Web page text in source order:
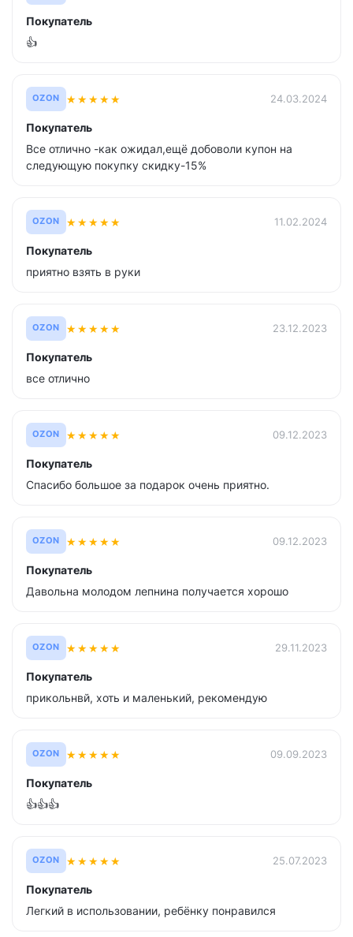
Покупатель
👍
OZON ★★★★★ 24.03.2024
Покупатель
Все отлично -как ожидал,ещё добоволи купон на
следующую покупку скидку-15%
OZON ★★★★★ 11.02.2024
Покупатель
приятно взять в руки
OZON ★★★★★ 23.12.2023
Покупатель
все отлично
OZON ★★★★★ 09.12.2023
Покупатель
Спасибо большое за подарок очень приятно.
OZON ★★★★★ 09.12.2023
Покупатель
Давольна молодом лепнина получается хорошо
OZON ★★★★★ 29.11.2023
Покупатель
прикольнвй, хоть и маленький, рекомендую
OZON ★★★★★ 09.09.2023
Покупатель
👍👍👍
OZON ★★★★★ 25.07.2023
Покупатель
Легкий в использовании, ребёнку понравился